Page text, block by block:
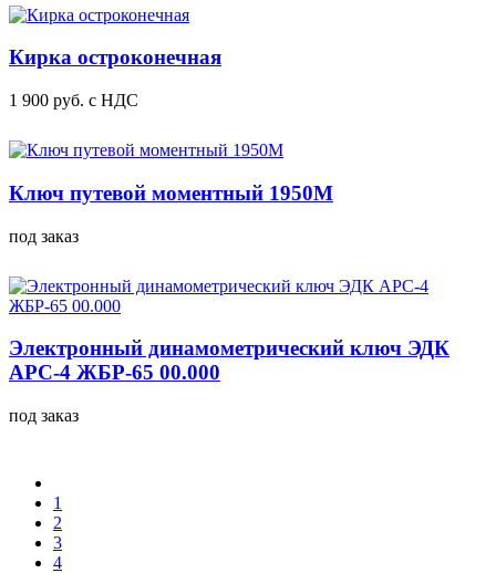
Кирка остроконечная
1 900 руб. с НДС
Ключ путевой моментный 1950М
под заказ
Электронный динамометрический ключ ЭДК
АРС-4 ЖБР-65 00.000
под заказ
1
2
3
4